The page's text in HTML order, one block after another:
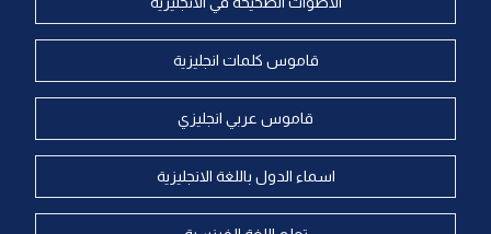
قاموس كلمات انجليزية
قاموس عربي انجليزي
اسماء الدول باللغة الانجليزية